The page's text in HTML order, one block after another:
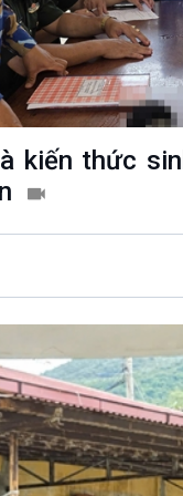
với người nổi tiếng
chuyện Thể thao
kiến thức